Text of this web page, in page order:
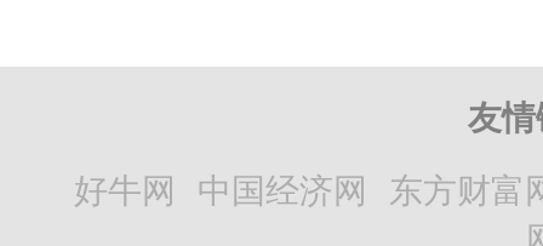
友
好牛网 中国经济网 东方财富